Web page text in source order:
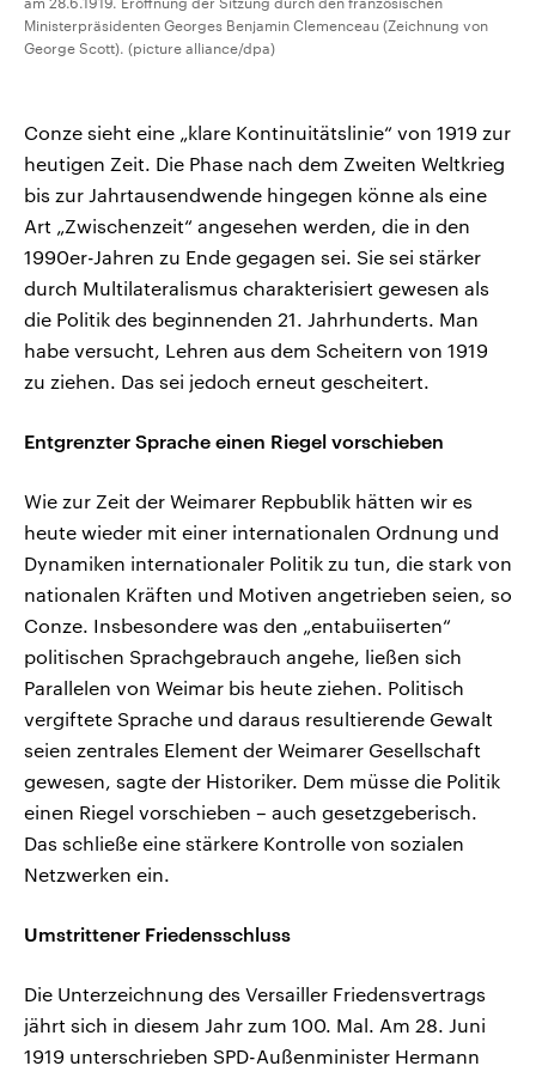
Ministerpräsidenten Georges Benjamin Clemenceau (Zeichnung von
George Scott). (picture alliance/dpa)
Conze sieht eine „klare Kontinuitätslinie“ von 1919 zur
heutigen Zeit. Die Phase nach dem Zweiten Weltkrieg
bis zur Jahrtausendwende hingegen könne als eine
Art „Zwischenzeit“ angesehen werden, die in den
1990er-Jahren zu Ende gegagen sei. Sie sei stärker
durch Multilateralismus charakterisiert gewesen als
die Politik des beginnenden 21. Jahrhunderts. Man
habe versucht, Lehren aus dem Scheitern von 1919
zu ziehen. Das sei jedoch erneut gescheitert.
Entgrenzter Sprache einen Riegel vorschieben
Wie zur Zeit der Weimarer Repbublik hätten wir es
heute wieder mit einer internationalen Ordnung und
Dynamiken internationaler Politik zu tun, die stark von
nationalen Kräften und Motiven angetrieben seien, so
Conze. Insbesondere was den „entabuiiserten“
politischen Sprachgebrauch angehe, ließen sich
Parallelen von Weimar bis heute ziehen. Politisch
vergiftete Sprache und daraus resultierende Gewalt
seien zentrales Element der Weimarer Gesellschaft
gewesen, sagte der Historiker. Dem müsse die Politik
einen Riegel vorschieben – auch gesetzgeberisch.
Das schließe eine stärkere Kontrolle von sozialen
Netzwerken ein.
Umstrittener Friedensschluss
Die Unterzeichnung des Versailler Friedensvertrags
jährt sich in diesem Jahr zum 100. Mal. Am 28. Juni
1919 unterschrieben SPD-Außenminister Hermann